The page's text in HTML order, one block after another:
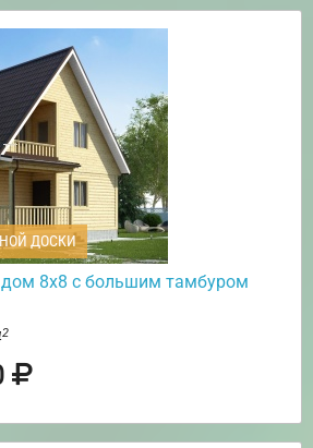
ДОСКИ
8х8 с большим тамбуром
2